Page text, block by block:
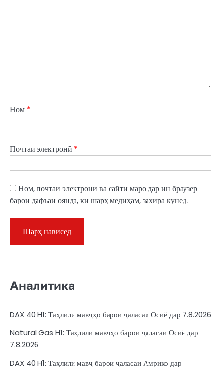
Ном *
Почтаи электронӣ *
Ном, почтаи электронӣ ва сайти маро дар ин браузер
барои дафъаи оянда, ки шарҳ медиҳам, захира кунед.
Аналитика
DAX 40 H1: Таҳлили мавҷҳо барои ҷаласаи Осиё дар 7.8.2026
Natural Gas H1: Таҳлили мавҷҳо барои ҷаласаи Осиё дар
7.8.2026
DAX 40 H1: Таҳлили мавҷ барои ҷаласаи Амрико дар